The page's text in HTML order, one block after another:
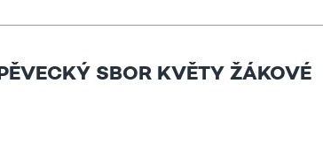
PĚVECKÝ SBOR KVĚTY ŽÁKOVÉ